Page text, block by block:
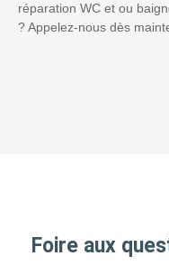
réparation WC et ou
? Appelez-nous dès
Foire aux